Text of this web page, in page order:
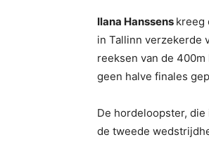
Ilana Hanssens kreeg
in Tallinn verzekerde
reeksen van de
geen halve finales
De hordeloopster,
de tweede